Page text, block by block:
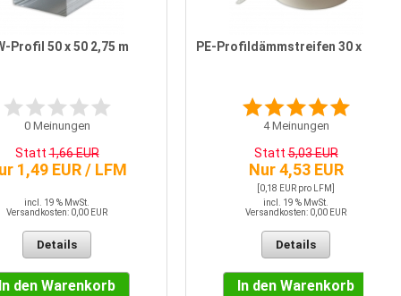
Profil 50 x 50 2,75 m
0Meinungen
Statt1,66 EUR
1,49 EUR / LFM
incl. 19 % MwSt.
Versandkosten: 0,00 EUR
Details
den Warenkorb
PE-Profildämmstreifen 30 x 3 mm
4Meinungen
Statt5,03 EUR
Nur 4,53 EUR
[0,18 EUR pro LFM]
incl. 19 % MwSt.
Versandkosten: 0,00 EUR
Details
In den Warenkorb